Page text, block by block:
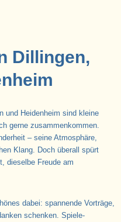
Dillingen,
und Heidenheim sind kleine
gerne zusammenkommen.
– seine Atmosphäre,
Klang. Doch überall spürt
dieselbe Freude am
dabei: spannende Vorträge,
schenken. Spiele-